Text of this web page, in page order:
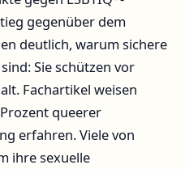
gegenüber dem
deutlich, warum sichere
Sie schützen vor
Fachartikel weisen
queerer
erfahren. Viele von
ihre sexuelle